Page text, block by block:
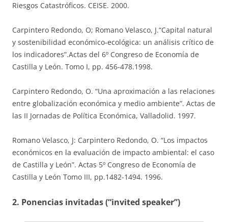
Riesgos Catastróficos. CEISE. 2000.
Carpintero Redondo, O; Romano Velasco, J.“Capital natural
y sostenibilidad económico-ecológica: un análisis crítico de
los indicadores”.Actas del 6º Congreso de Economía de
Castilla y León. Tomo I, pp. 456-478.1998.
Carpintero Redondo, O. “Una aproximación a las relaciones
entre globalización económica y medio ambiente”. Actas de
las II Jornadas de Política Económica, Valladolid. 1997.
Romano Velasco, J: Carpintero Redondo, O. “Los impactos
económicos en la evaluación de impacto ambiental: el caso
de Castilla y León”. Actas 5º Congreso de Economía de
Castilla y León Tomo III, pp.1482-1494. 1996.
2. Ponencias invitadas (“invited speaker”)